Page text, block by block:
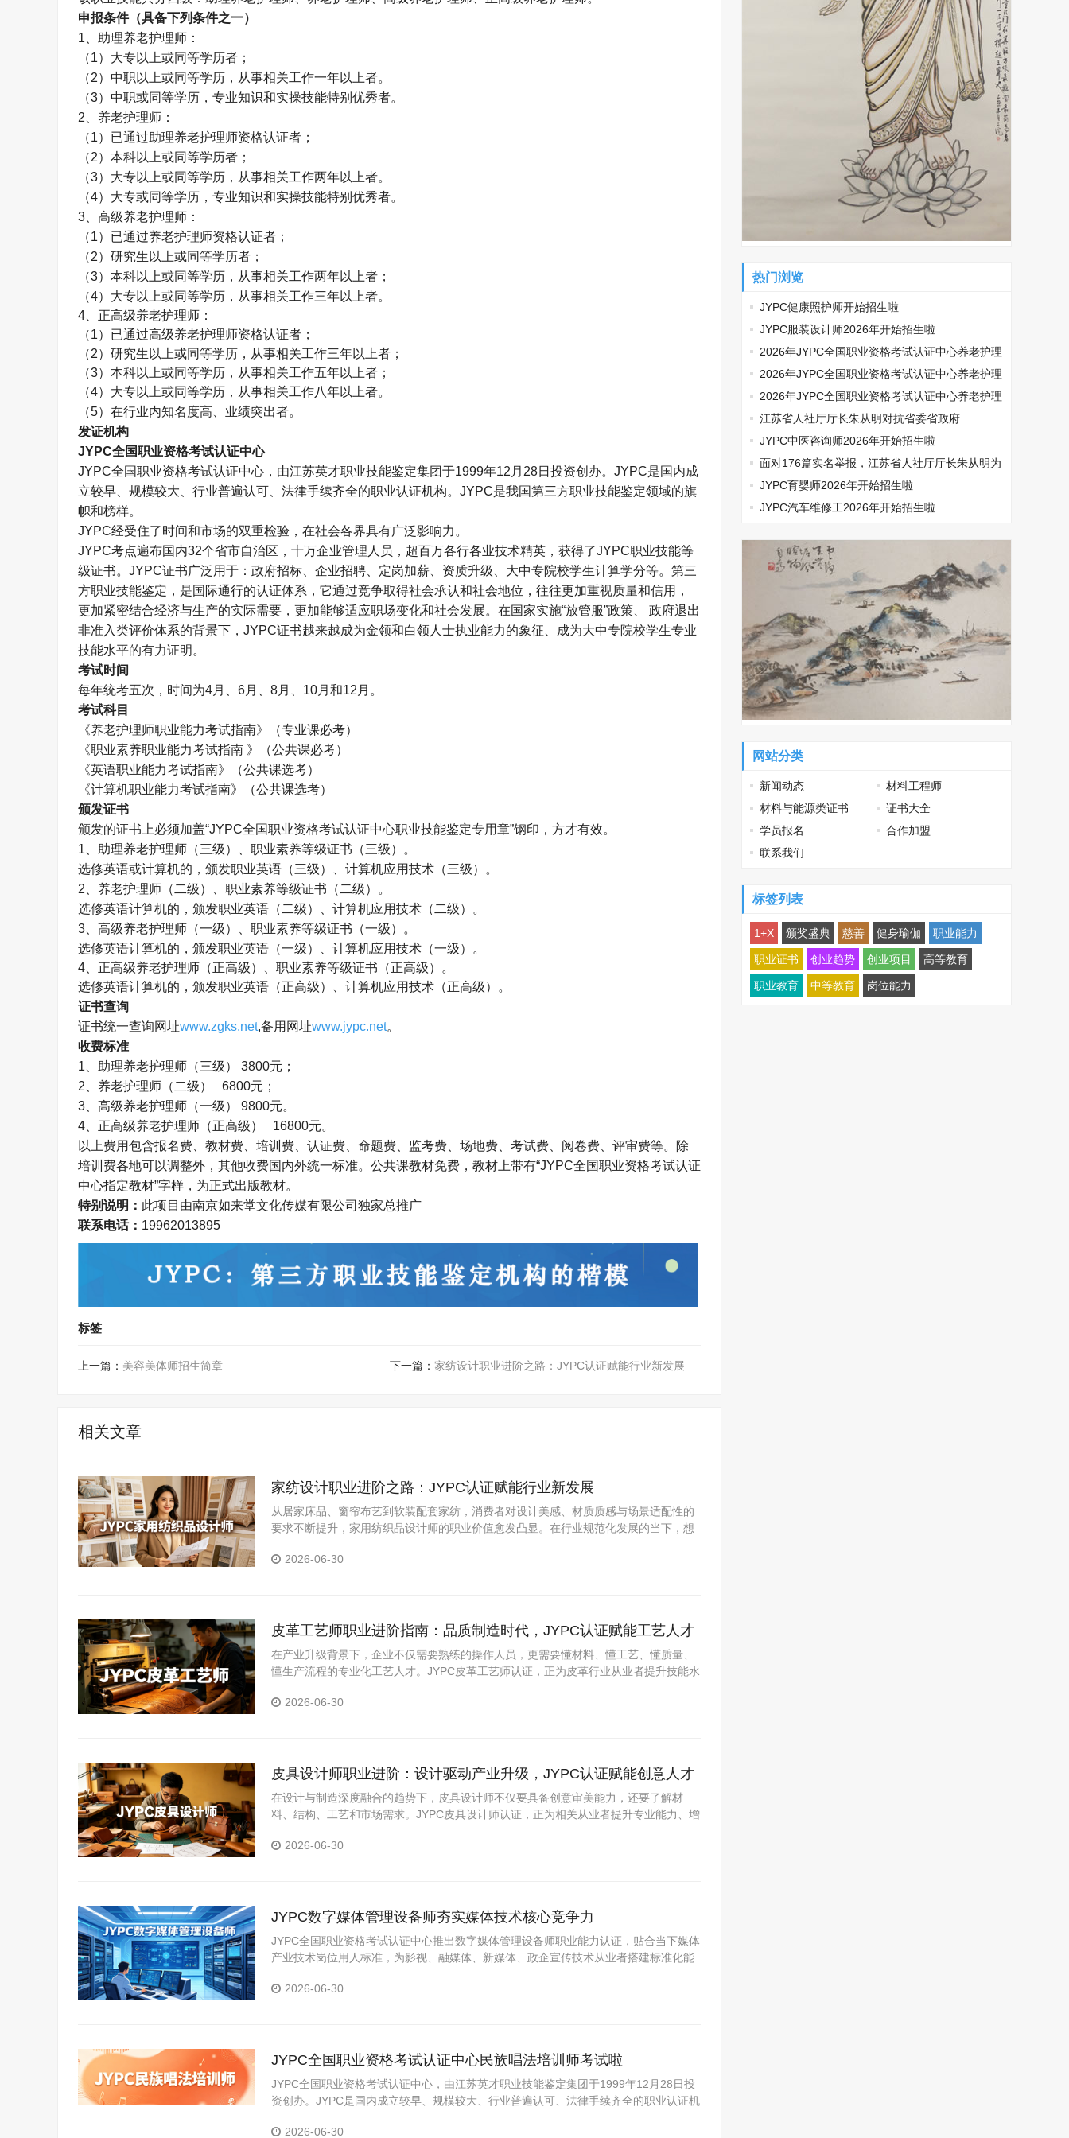
申报条件（具备下列条件之一）
1 、助理养老护理师：
（1）大专以上或同等学历者；
（2）中职以上或同等学历，从事相关工作一年以上者。
（3）中职或同等学历，专业知识和实操技能特别优秀者。
2 、养老护理师：
（1）已通过助理养老护理师资格认证者；
（2）本科以上或同等学历者；
（3）大专以上或同等学历，从事相关工作两年以上者。
（4）大专或同等学历，专业知识和实操技能特别优秀者。
3 、高级养老护理师：
（1）已通过养老护理师资格认证者；
（2）研究生以上或同等学历者；
（3）本科以上或同等学历，从事相关工作两年以上者；
（4）大专以上或同等学历，从事相关工作三年以上者。
4 、正高级养老护理师：
（1）已通过高级养老护理师资格认证者；
（2）研究生以上或同等学历，从事相关工作三年以上者；
（3）本科以上或同等学历，从事相关工作五年以上者；
（4）大专以上或同等学历，从事相关工作八年以上者。
（5）在行业内知名度高、业绩突出者。
发证机构
JYPC全国职业资格考试认证中心
JYPC全国职业资格考试认证中心，由江苏英才职业技能鉴定集团于1999年12 月 28日投资创办。 JYPC是国内成
立较早、规模较大、行业普遍认可、法律手续齐全的职业认证机构。 JYPC是我国第三方职业技能鉴定领域的旗
帜和榜样。
JYPC经受住了时间和市场的双重检验，在社会各界具有广泛影响力。
JYPC考点遍布国内32个省市自治区，十万企业管理人员，超百万各行各业技术精英，获得了JYPC职业技能等
级证书。 JYPC证书广泛用于：政府招标、企业招聘、定岗加薪、资质升级、大中专院校学生计算学分等。第三
方职业技能鉴定，是国际通行的认证体系，它通过竞争取得社会承认和社会地位，往往更加重视质量和信用，
更加紧密结合经济与生产的实际需要，更加能够适应职场变化和社会发展。在国家实施“放管服”政策、 政府退出
非准入类评价体系的背景下， JYPC证书越来越成为金领和白领人士执业能力的象征、成为大中专院校学生专业
技能水平的有力证明。
考试时间
每年统考五次，时间为4月、 6月、 8月、 10月和12 月。
考试科目
《养老护理师职业能力考试指南》（专业课必考）
《职业素养职业能力考试指南 》（公共课必考）
《英语职业能力考试指南》（公共课选考）
《计算机职业能力考试指南》（公共课选考）
颁发证书
颁发的证书上必须加盖“JYPC全国职业资格考试认证中心职业技能鉴定专用章”钢印，方才有效。
1 、助理养老护理师（三级）、职业素养等级证书（三级）。
选修英语或计算机的，颁发职业英语（三级）、计算机应用技术（三级）。
2 、养老护理师（二级）、职业素养等级证书（二级）。
选修英语计算机的，颁发职业英语（二级）、计算机应用技术（二级）。
3 、高级养老护理师（一级）、职业素养等级证书（一级）。
选修英语计算机的，颁发职业英语（一级）、计算机应用技术（一级）。
4 、正高级养老护理师（正高级）、职业素养等级证书（正高级）。
选修英语计算机的，颁发职业英语（正高级）、计算机应用技术（正高级）。
证书查询
证书统一查询网址www.zgks.net,备用网址www.jypc.net。
收费标准
1 、助理养老护理师（三级） 3800元；
2 、养老护理师（二级） 6800元；
3 、高级养老护理师（一级） 9800元。
4、 正高级养老护理师（正高级） 16800元。
以上费用包含报名费、教材费、培训费、认证费、命题费、监考费、场地费、考试费、阅卷费、评审费等。除
培训费各地可以调整外，其他收费国内外统一标准。公共课教材免费，教材上带有“JYPC全国职业资格考试认证
中心指定教材”字样，为正式出版教材。
特别说明： 此项目由南京如来堂文化传媒有限公司独家总推广
联系电话： 19962013895
标签
上一篇： 美容美体师招生简章 下一篇： 家纺设计职业进阶之路：JYPC认证赋能行业新发展
相关文章
家纺设计职业进阶之路：JYPC认证赋能行业新发展
从居家床品、窗帘布艺到软装配套家纺，消费者对设计美感、材质质感与场景适配性的
要求不断提升，家用纺织品设计师的职业价值愈发凸显。在行业规范化发展的当下，想
心竞争力的优质选择。
2026-06-30
皮革工艺师职业进阶指南：品质制造时代，JYPC认证赋能工艺人才
发展
在产业升级背景下，企业不仅需要熟练的操作人员，更需要懂材料、懂工艺、懂质量、
懂生产流程的专业化工艺人才。JYPC皮革工艺师认证，正为皮革行业从业者提升技能水
2026-06-30
皮具设计师职业进阶：设计驱动产业升级，JYPC认证赋能创意人才
成长
在设计与制造深度融合的趋势下，皮具设计师不仅要具备创意审美能力，还要了解材
料、结构、工艺和市场需求。JYPC皮具设计师认证，正为相关从业者提升专业能力、增
2026-06-30
JYPC数字媒体管理设备师夯实媒体技术核心竞争力
JYPC全国职业资格考试认证中心推出数字媒体管理设备师职业能力认证，贴合当下媒体
产业技术岗位用人标准，为影视、融媒体、新媒体、政企宣传技术从业者搭建标准化能
2026-06-30
JYPC全国职业资格考试认证中心民族唱法培训师考试啦
JYPC全国职业资格考试认证中心，由江苏英才职业技能鉴定集团于1999年12月28日投
资创办。JYPC是国内成立较早、规模较大、行业普遍认可、法律手续齐全的职业认证机
2026-06-30
热门浏览
JYPC健康照护师开始招生啦
JYPC服装设计师2026年开始招生啦
2026年JYPC全国职业资格考试认证中心养老护理
师开始报名啦
2026年JYPC全国职业资格考试认证中心养老护理
师开始报名啦
2026年JYPC全国职业资格考试认证中心养老护理
师开始报名啦
江苏省人社厅厅长朱从明对抗省委省政府
JYPC中医咨询师2026年开始招生啦
面对176篇实名举报，江苏省人社厅厅长朱从明为
何选择沉默
JYPC育婴师2026年开始招生啦
JYPC汽车维修工2026年开始招生啦
网站分类
新闻动态
材料工程师
材料与能源类证书
证书大全
学员报名
合作加盟
联系我们
标签列表
1+X 颁奖盛典 慈善 健身瑜伽 职业能力
职业证书 创业趋势 创业项目 高等教育
职业教育 中等教育 岗位能力